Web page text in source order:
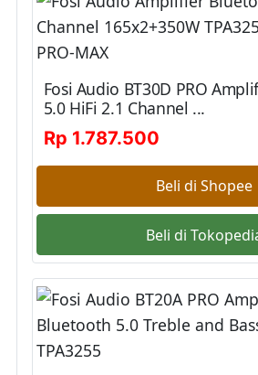
Fosi Audio BT30D PRO
5.0 HiFi 2.1 Channel ...
Rp 1.787.500
Beli di Shopee
Beli di